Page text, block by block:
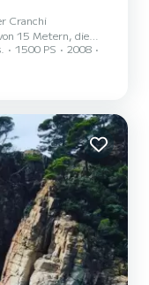
Cranchi
15 Metern, die
| Mit einem
dich diese
sondern
für diejenigen, die
1500 PS
2008